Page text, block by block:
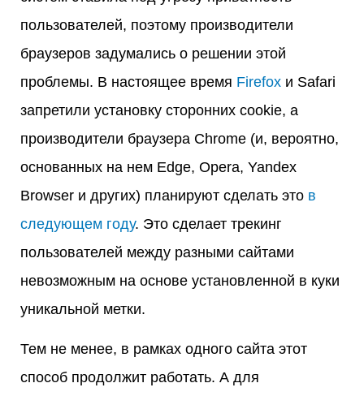
пользователей, поэтому производители
браузеров задумались о решении этой
проблемы. В настоящее время Firefox и Safari
запретили установку сторонних cookie, а
производители браузера Chrome (и, вероятно,
основанных на нем Edge, Opera, Yandex
Browser и других) планируют сделать это в
следующем году. Это сделает трекинг
пользователей между разными сайтами
невозможным на основе установленной в куки
уникальной метки.
Тем не менее, в рамках одного сайта этот
способ продолжит работать. А для